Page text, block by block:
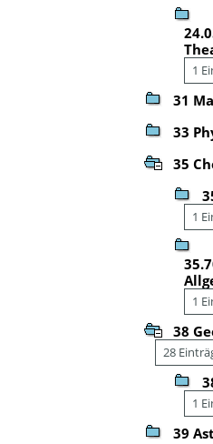
1
31
33
35
1
1
38
28
1
39